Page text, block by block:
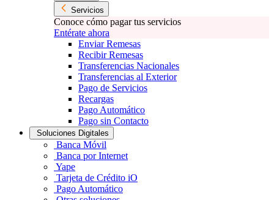
Servicios
Conoce cómo pagar tus servicios
Entérate ahora
Enviar Remesas
Recibir Remesas
Transferencias Nacionales
Transferencias al Exterior
Pago de Servicios
Recargas
Pago Automático
Pago sin Contacto
Soluciones Digitales
Banca Móvil
Banca por Internet
Yape
Tarjeta de Crédito iO
Pago Automático